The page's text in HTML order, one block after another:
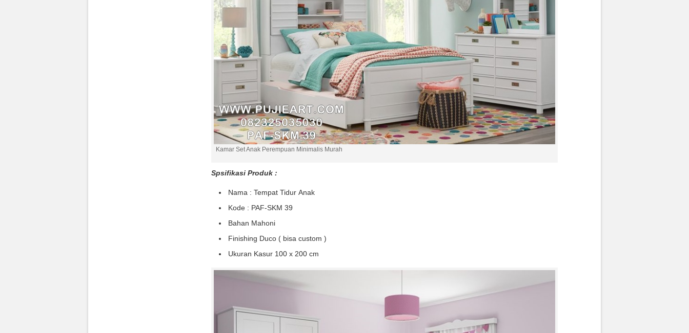
Kamar Set Anak Perempuan Minimalis Murah
Spsifikasi Produk :
Nama : Tempat Tidur Anak
Kode : PAF-SKM 39
Bahan Mahoni
Finishing Duco ( bisa custom )
Ukuran Kasur 100 x 200 cm